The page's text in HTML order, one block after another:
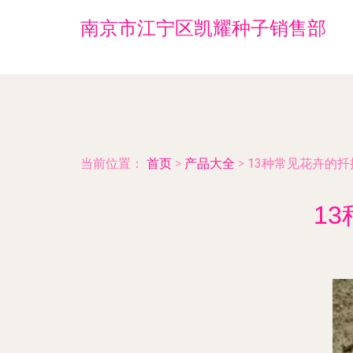
南京市江宁区凯耀种子销售部
当前位置： 首页 > 产品大全 > 13种常见花卉的
13